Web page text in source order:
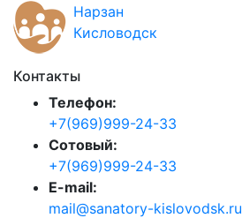
Нарзан
Кисловодск
Контакты
Телефон:
+7(969)999-24-33
Сотовый:
+7(969)999-24-33
E-mail:
mail@sanatory-kislovodsk.ru